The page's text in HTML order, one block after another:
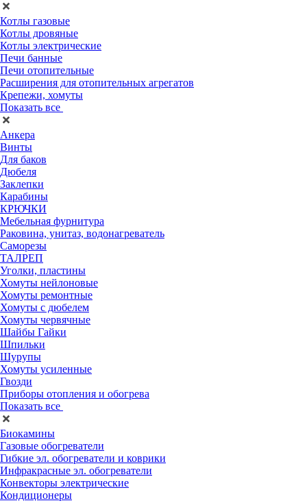
Котлы газовые
Котлы дровяные
Котлы электрические
Печи банные
Печи отопительные
Расширения для отопительных агрегатов
Крепежи, хомуты
Показать все
Анкера
Винты
Для баков
Дюбеля
Заклепки
Карабины
КРЮЧКИ
Мебельная фурнитура
Раковина, унитаз, водонагреватель
Саморезы
ТАЛРЕП
Уголки, пластины
Хомуты нейлоновые
Хомуты ремонтные
Хомуты с дюбелем
Хомуты червячные
Шайбы Гайки
Шпильки
Шурупы
Хомуты усиленные
Гвозди
Приборы отопления и обогрева
Показать все
Биокамины
Газовые обогреватели
Гибкие эл. обогреватели и коврики
Инфракрасные эл. обогреватели
Конвекторы электрические
Кондиционеры